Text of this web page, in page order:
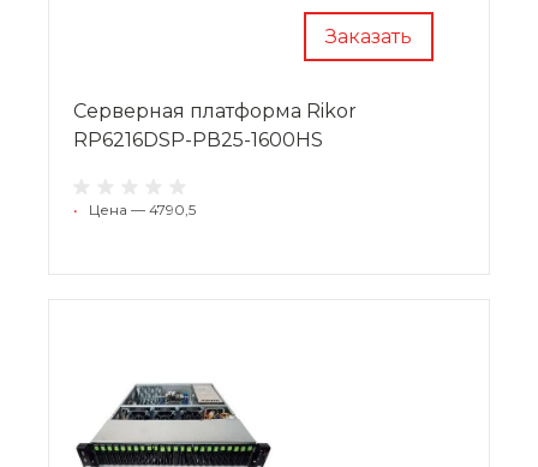
Заказать
Cерверная платформа Rikor
RP6216DSP-PВ25-1600HS
• Цена — 4790,5